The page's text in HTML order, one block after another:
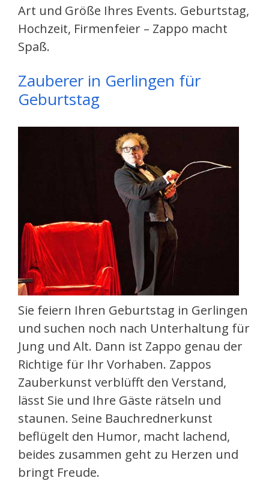
Art und Größe Ihres Events. Geburtstag,
Hochzeit, Firmenfeier – Zappo macht
Spaß.
Zauberer in Gerlingen für
Geburtstag
Sie feiern Ihren Geburtstag in Gerlingen
und suchen noch nach Unterhaltung für
Jung und Alt. Dann ist Zappo genau der
Richtige für Ihr Vorhaben. Zappos
Zauberkunst verblüfft den Verstand,
lässt Sie und Ihre Gäste rätseln und
staunen. Seine Bauchrednerkunst
beflügelt den Humor, macht lachend,
beides zusammen geht zu Herzen und
bringt Freude.